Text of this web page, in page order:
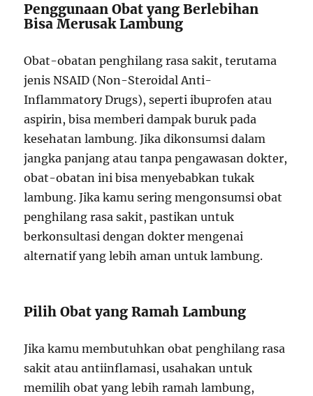
Penggunaan Obat yang Berlebihan
Bisa Merusak Lambung
Obat-obatan penghilang rasa sakit, terutama
jenis NSAID (Non-Steroidal Anti-
Inflammatory Drugs), seperti ibuprofen atau
aspirin, bisa memberi dampak buruk pada
kesehatan lambung. Jika dikonsumsi dalam
jangka panjang atau tanpa pengawasan dokter,
obat-obatan ini bisa menyebabkan tukak
lambung. Jika kamu sering mengonsumsi obat
penghilang rasa sakit, pastikan untuk
berkonsultasi dengan dokter mengenai
alternatif yang lebih aman untuk lambung.
Pilih Obat yang Ramah Lambung
Jika kamu membutuhkan obat penghilang rasa
sakit atau antiinflamasi, usahakan untuk
memilih obat yang lebih ramah lambung,